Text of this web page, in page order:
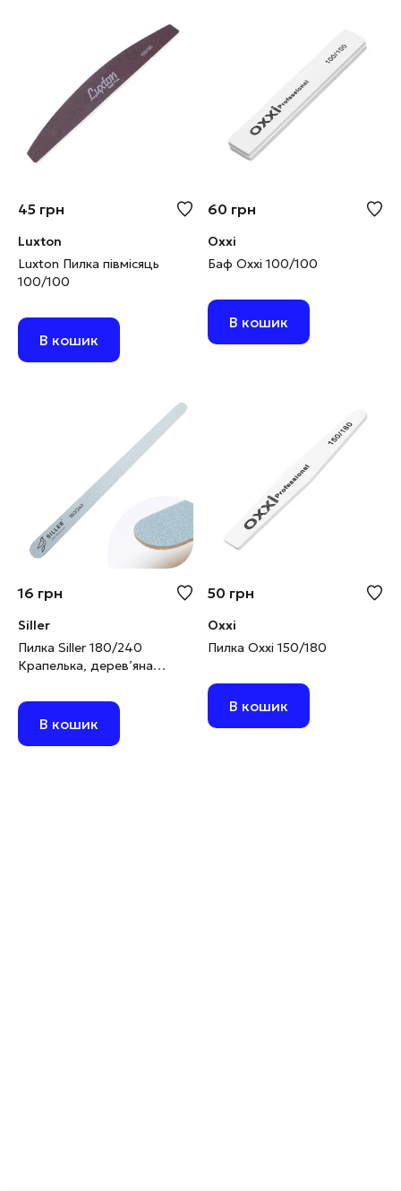
45 грн
Luxton
Luxton Пилка півмісяць
100/100
В кошик
60 грн
Oxxi
Баф Oxxi 100/100
В кошик
16 грн
Siller
Пилка Siller 180/240
Крапелька, дерев’яна
В кошик
50 грн
Oxxi
Пилка Oxxi 150/180
В кошик